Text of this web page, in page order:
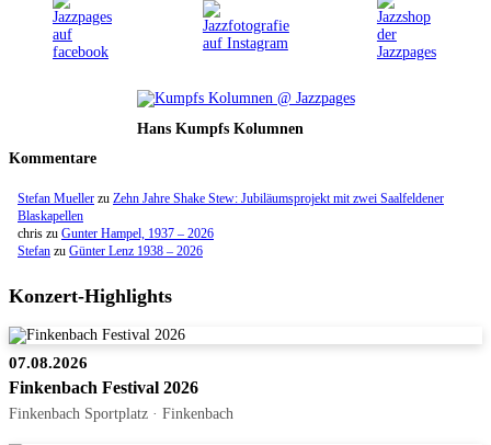
Hans Kumpfs Kolumnen
Kommentare
Stefan Mueller zu Zehn Jahre Shake Stew: Jubiläumsprojekt mit zwei Saalfeldener
Blaskapellen
chris zu Gunter Hampel, 1937 – 2026
Stefan zu Günter Lenz 1938 – 2026
Konzert-Highlights
07.08.2026
Finkenbach Festival 2026
Finkenbach Sportplatz · Finkenbach